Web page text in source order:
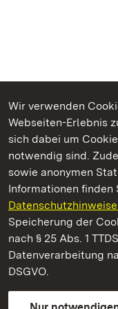
Wir verwenden
Webseiten-Erlebnis
sich dabei um
notwendig sind.
sowie anonymen
Informationen finden
Speicherung der
nach § 25 Abs. 1
Datenverarbeitung
DSGVO.
Kommen.
Residenzschloss Rastatt
Staatliche Schlösser
Kontakt
Gebärdensprache